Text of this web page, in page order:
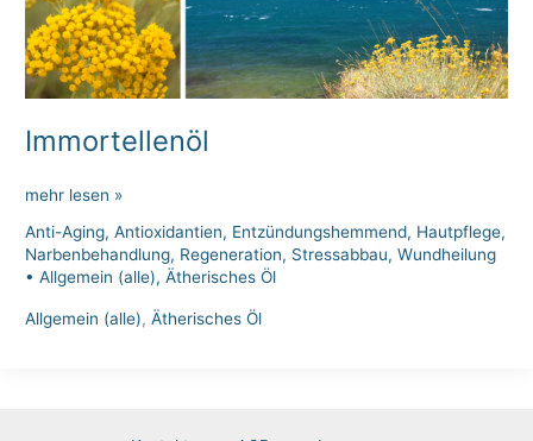
Immortellenöl
Immortellenöl
mehr lesen »
Anti-Aging, Antioxidantien, Entzündungshemmend, Hautpflege,
Narbenbehandlung, Regeneration, Stressabbau, Wundheilung
• Allgemein (alle), Ätherisches Öl
Allgemein (alle), Ätherisches Öl